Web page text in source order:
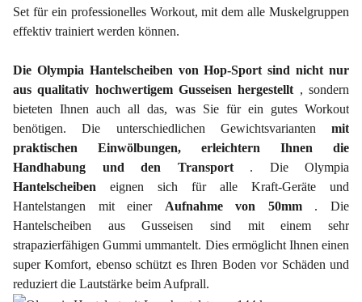
Set für ein professionelles Workout, mit dem alle Muskelgruppen
effektiv trainiert werden können.
Die Olympia Hantelscheiben von Hop-Sport sind nicht nur
aus qualitativ hochwertigem Gusseisen hergestellt , sondern
bieteten Ihnen auch all das, was Sie für ein gutes Workout
benötigen. Die unterschiedlichen Gewichtsvarianten mit
praktischen Einwölbungen, erleichtern Ihnen die
Handhabung und den Transport . Die Olympia
Hantelscheiben eignen sich für alle Kraft-Geräte und
Hantelstangen mit einer Aufnahme von 50mm . Die
Hantelscheiben aus Gusseisen sind mit einem sehr
strapazierfähigen Gummi ummantelt. Dies ermöglicht Ihnen einen
super Komfort, ebenso schützt es Ihren Boden vor Schäden und
reduziert die Lautstärke beim Aufprall.